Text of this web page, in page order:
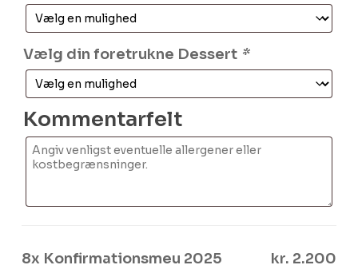
Vælg din foretrukne Dessert *
Kommentarfelt
8x Konfirmationsmeu 2025 kr. 2.200